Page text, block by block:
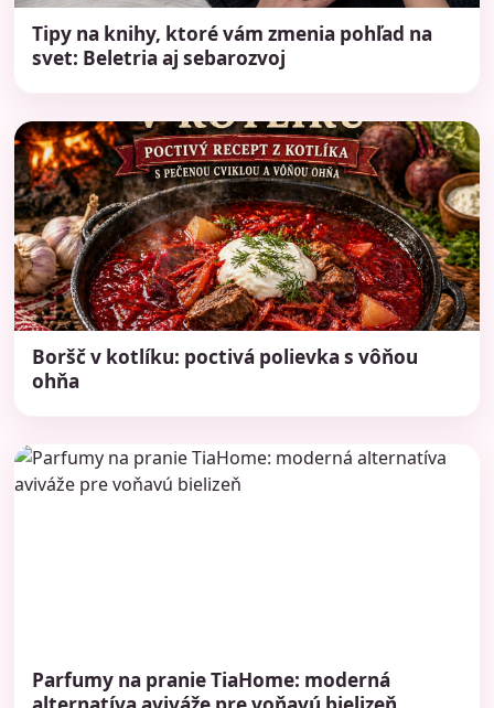
Tipy na knihy, ktoré vám zmenia pohľad na
svet: Beletria aj sebarozvoj
Boršč v kotlíku: poctivá polievka s vôňou
ohňa
Parfumy na pranie TiaHome: moderná